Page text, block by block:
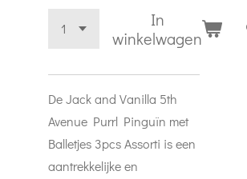
In
winkelwagen
De Jack and Vanilla 5th
Avenue Purrl Pinguïn met
Balletjes 3pcs Assorti is een
aantrekkelijke en